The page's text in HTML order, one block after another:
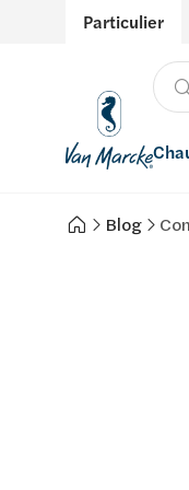
Particulier
Produits
Énergies
Blog